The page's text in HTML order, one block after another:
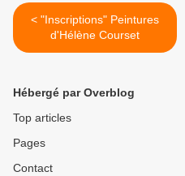
< "Inscriptions" Peintures
d'Hélène Courset
Hébergé par Overblog
Top articles
Pages
Contact